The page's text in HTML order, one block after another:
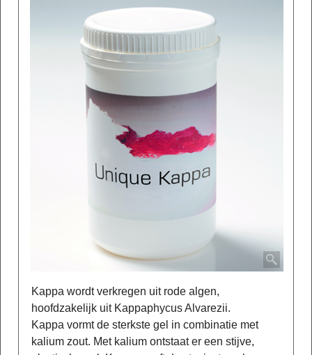
Kappa wordt verkregen uit rode algen,
hoofdzakelijk uit Kappaphycus Alvarezii.
Kappa vormt de sterkste gel in combinatie met
kalium zout. Met kalium ontstaat er een stijve,